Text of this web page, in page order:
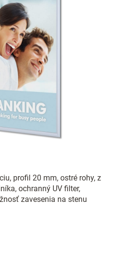
profil 20 mm, ostré rohy, z
ochranný UV filter,
zavesenia na stenu